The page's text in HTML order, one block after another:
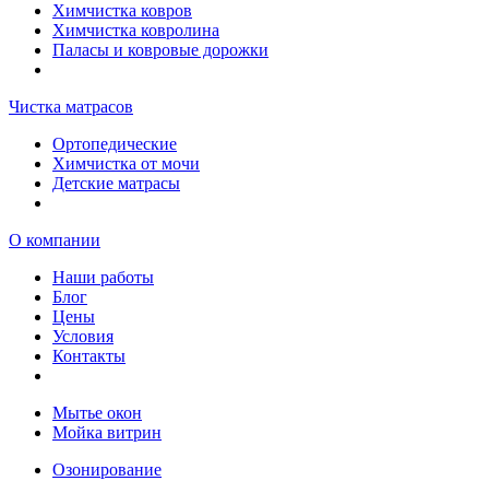
Химчистка ковров
Химчистка ковролина
Паласы и ковровые дорожки
Чистка матрасов
Ортопедические
Химчистка от мочи
Детские матрасы
О компании
Наши работы
Блог
Цены
Условия
Контакты
Мытье окон
Мойка витрин
Озонирование